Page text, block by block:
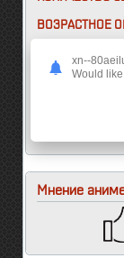
ВОЗРАСТНОЕ
соблюдает
в голубых
человека
Мнение
xn--
Would